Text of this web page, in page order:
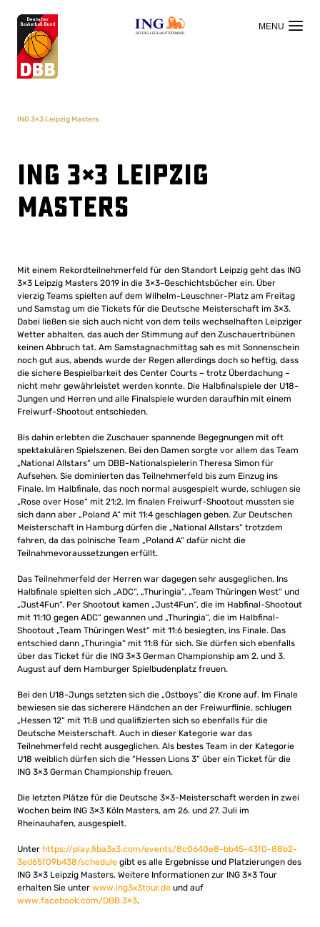
OFFIZIELLER HAUPTSPONSOR
ING 3×3 Leipzig Masters
ING 3×3 Leipzig
Masters
Mit einem Rekordteilnehmerfeld für den Standort Leipzig geht das ING
3×3 Leipzig Masters 2019 in die 3×3-Geschichtsbücher ein. Über
vierzig Teams spielten auf dem Wilhelm-Leuschner-Platz am Freitag
und Samstag um die Tickets für die Deutsche Meisterschaft im 3×3.
Dabei ließen sie sich auch nicht von dem teils wechselhaften Leipziger
Wetter abhalten, das auch der Stimmung auf den Zuschauertribünen
keinen Abbruch tat. Am Samstagnachmittag sah es mit Sonnenschein
noch gut aus, abends wurde der Regen allerdings doch so heftig, dass
die sichere Bespielbarkeit des Center Courts – trotz Überdachung –
nicht mehr gewährleistet werden konnte. Die Halbfinalspiele der U18-
Jungen und Herren und alle Finalspiele wurden daraufhin mit einem
Freiwurf-Shootout entschieden.
Bis dahin erlebten die Zuschauer spannende Begegnungen mit oft
spektakulären Spielszenen. Bei den Damen sorgte vor allem das Team
„National Allstars“ um DBB-Nationalspielerin Theresa Simon für
Aufsehen. Sie dominierten das Teilnehmerfeld bis zum Einzug ins
Finale. Im Halbfinale, das noch normal ausgespielt wurde, schlugen sie
„Rose over Hose“ mit 21:2. Im finalen Freiwurf-Shootout mussten sie
sich dann aber „Poland A“ mit 11:4 geschlagen geben. Zur Deutschen
Meisterschaft in Hamburg dürfen die „National Allstars“ trotzdem
fahren, da das polnische Team „Poland A“ dafür nicht die
Teilnahmevoraussetzungen erfüllt.
Das Teilnehmerfeld der Herren war dagegen sehr ausgeglichen. Ins
Halbfinale spielten sich „ADC“, „Thuringia“, „Team Thüringen West“ und
„Just4Fun“. Per Shootout kamen „Just4Fun“, die im Habfinal-Shootout
mit 11:10 gegen ADC“ gewannen und „Thuringia“, die im Halbfinal-
Shootout „Team Thüringen West“ mit 11:6 besiegten, ins Finale. Das
entschied dann „Thuringia“ mit 11:8 für sich. Sie dürfen sich ebenfalls
über das Ticket für die ING 3×3 German Championship am 2. und 3.
August auf dem Hamburger Spielbudenplatz freuen.
Bei den U18-Jungs setzten sich die „Ostboys“ die Krone auf. Im Finale
bewiesen sie das sicherere Händchen an der Freiwurflinie, schlugen
„Hessen 12“ mit 11:8 und qualifizierten sich so ebenfalls für die
Deutsche Meisterschaft. Auch in dieser Kategorie war das
Teilnehmerfeld recht ausgeglichen. Als bestes Team in der Kategorie
U18 weiblich dürfen sich die “Hessen Lions 3” über ein Ticket für die
ING 3×3 German Championship freuen.
Die letzten Plätze für die Deutsche 3×3-Meisterschaft werden in zwei
Wochen beim ING 3×3 Köln Masters, am 26. und 27. Juli im
Rheinauhafen, ausgespielt.
Unter https://play.fiba3x3.com/events/8c0640e8-bb45-43f0-88b2-
3ed65f09b438/schedule gibt es alle Ergebnisse und Platzierungen des
ING 3×3 Leipzig Masters. Weitere Informationen zur ING 3×3 Tour
erhalten Sie unter www.ing3x3tour.de und auf
www.facebook.com/DBB.3×3.